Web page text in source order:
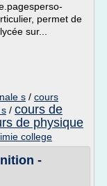
permet de
sur...
s / cours
/ cours de
de physique
college
-